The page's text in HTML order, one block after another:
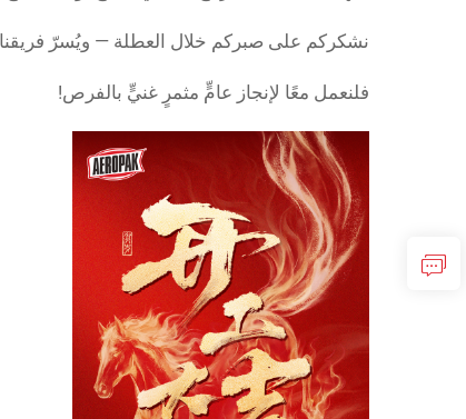
نشكركم على صبركم خلال العطلة — ويُسرّ
فلنعمل معًا لإنجاز عامٍّ مثمرٍ غنيٍّ بالفرص!